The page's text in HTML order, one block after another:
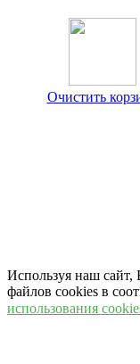
Очистить
Используя наш сайт,
файлов cookies в
использования